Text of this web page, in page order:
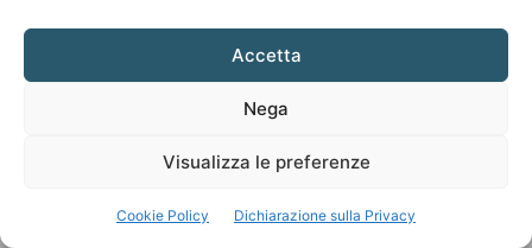
Accetta
Nega
Visualizza le preferenze
Cookie Policy Dichiarazione sulla Privacy